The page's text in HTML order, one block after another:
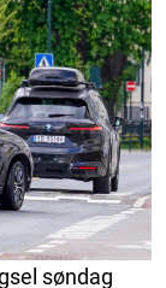
søndag